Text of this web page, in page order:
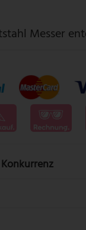
Messer
bedeutet höchste
Media durch die